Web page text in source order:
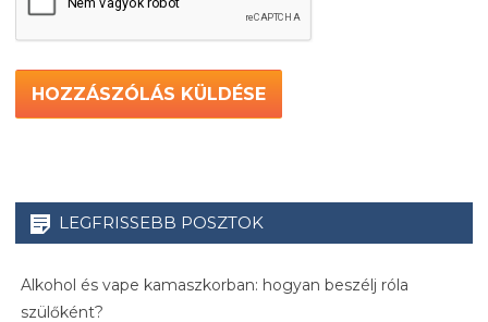
LEGFRISSEBB POSZTOK
Alkohol és vape kamaszkorban: hogyan beszélj róla
szülőként?